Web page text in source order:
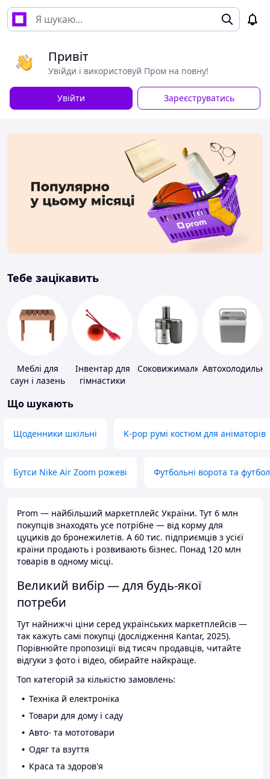
Привіт
Увійди і використовуй Пром на повну!
Увійти Зареєструватись
Тебе зацікавить
Меблі для
саун і лазень
Інвентар для
гімнастики
Соковижималки
Що шукають
Щоденники шкільні K-pop румі костюм для аніматорів
Бутси Nike Air Zoom рожеві Футбольні ворота та
Prom — найбільший маркетплейс України. Тут 6 млн
покупців знаходять усе потрібне — від корму для
цуциків до бронежилетів. А 60 тис. підприємців з усієї
країни продають і розвивають бізнес. Понад 120 млн
товарів в одному місці.
Великий вибір — для будь-якої
потреби
Тут найнижчі ціни серед українських маркетплейсів —
так кажуть самі покупці (дослідження Kantar, 2025).
Порівнюйте пропозиції від тисяч продавців, читайте
відгуки з фото і відео, обирайте найкраще.
Топ категорій за кількістю замовлень:
Техніка й електроніка
Товари для дому і саду
Авто- та мототовари
Одяг та взуття
Краса та здоров'я